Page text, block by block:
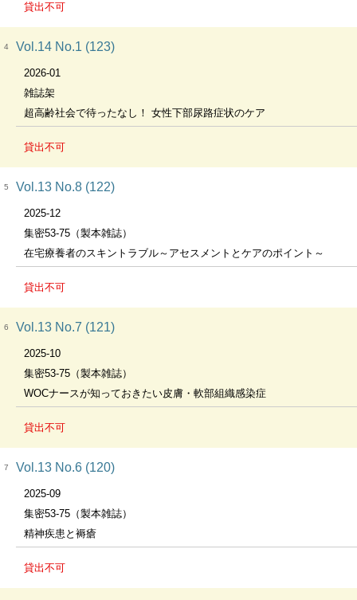
貸出不可
4 Vol.14 No.1 (123)
2026-01
雑誌架
超高齢社会で待ったなし！ 女性下部尿路症状のケア
貸出不可
5 Vol.13 No.8 (122)
2025-12
集密53-75（製本雑誌）
在宅療養者のスキントラブル～アセスメントとケアのポイント～
貸出不可
6 Vol.13 No.7 (121)
2025-10
集密53-75（製本雑誌）
WOCナースが知っておきたい皮膚・軟部組織感染症
貸出不可
7 Vol.13 No.6 (120)
2025-09
集密53-75（製本雑誌）
精神疾患と褥瘡
貸出不可